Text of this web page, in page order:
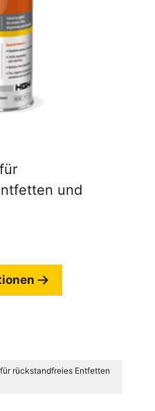
und
rückstandfreies Entfetten